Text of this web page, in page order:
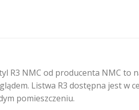
R3 NMC od producenta NMC to
Listwa R3 dostępna jest w
pomieszczeniu.